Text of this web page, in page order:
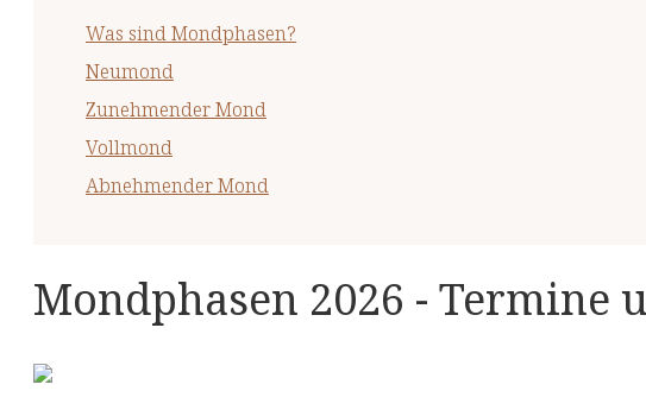
Was sind Mondphasen?
Neumond
Zunehmender Mond
Vollmond
Abnehmender Mond
Mondphasen 2026 - Termine